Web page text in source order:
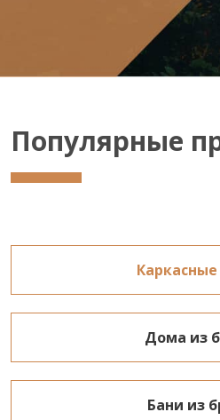
Популярные
Дома из
Бани из